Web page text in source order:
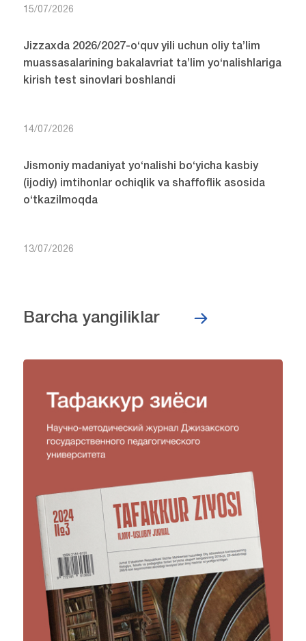
15/07/2026
Jizzaxda 2026/2027-o‘quv yili uchun oliy ta’lim
muassasalarining bakalavriat ta’lim yo‘nalishlariga
kirish test sinovlari boshlandi
14/07/2026
Jismoniy madaniyat yo‘nalishi bo‘yicha kasbiy
(ijodiy) imtihonlar ochiqlik va shaffoflik asosida
o‘tkazilmoqda
13/07/2026
Barcha yangiliklar